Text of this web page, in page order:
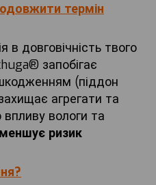
термін
в довговічність твого
запобігає
(піддон
агрегати та
впливу вологи та
ризик